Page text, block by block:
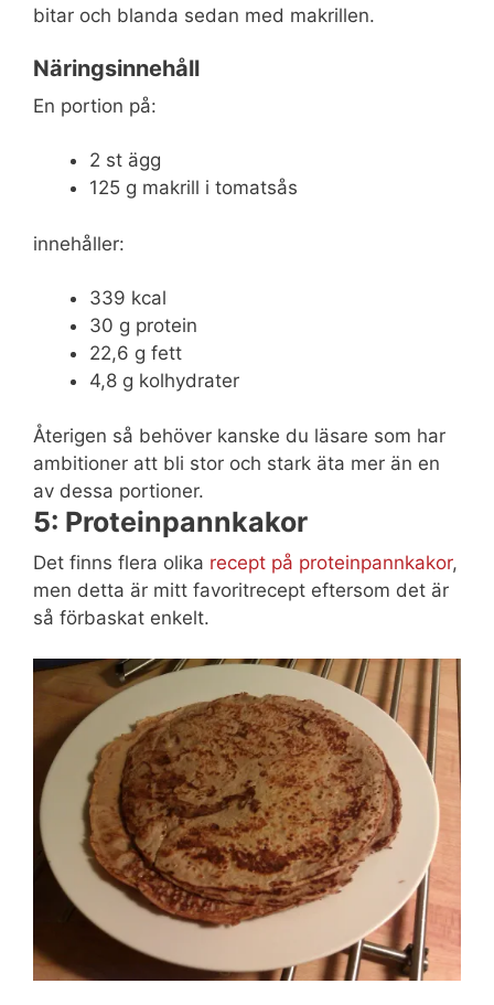
bitar och blanda sedan med makrillen.
Näringsinnehåll
En portion på:
2 st ägg
125 g makrill i tomatsås
innehåller:
339 kcal
30 g protein
22,6 g fett
4,8 g kolhydrater
Återigen så behöver kanske du läsare som har
ambitioner att bli stor och stark äta mer än en
av dessa portioner.
5: Proteinpannkakor
Det finns flera olika recept på proteinpannkakor,
men detta är mitt favoritrecept eftersom det är
så förbaskat enkelt.